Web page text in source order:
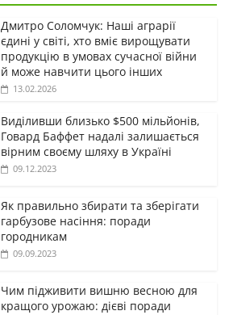
Дмитро Соломчук: Наші аграрії
єдині у світі, хто вміє вирощувати
продукцію в умовах сучасної війни
й може навчити цього інших
13.02.2026
Виділивши близько $500 мільйонів,
Говард Баффет надалі залишається
вірним своєму шляху в Україні
09.12.2023
Як правильно збирати та зберігати
гарбузове насіння: поради
городникам
09.09.2023
Чим підживити вишню весною для
кращого урожаю: дієві поради